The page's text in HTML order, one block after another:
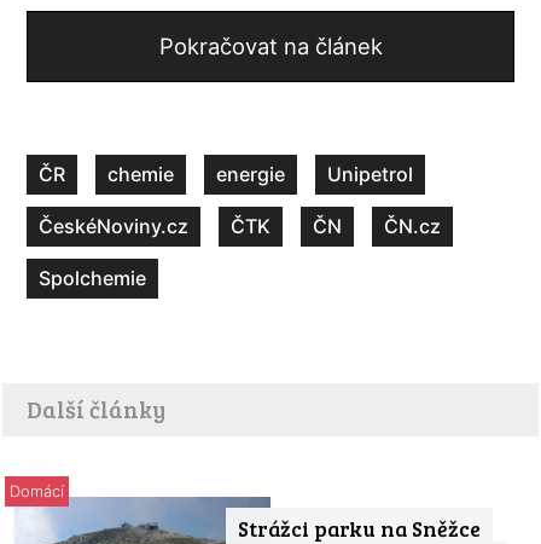
Pokračovat na článek
ČR chemie energie Unipetrol
ČeskéNoviny.cz ČTK ČN ČN.cz
Spolchemie
Další články
Strážci parku na Sněžce
Domácí